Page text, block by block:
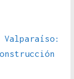
Valparaíso: